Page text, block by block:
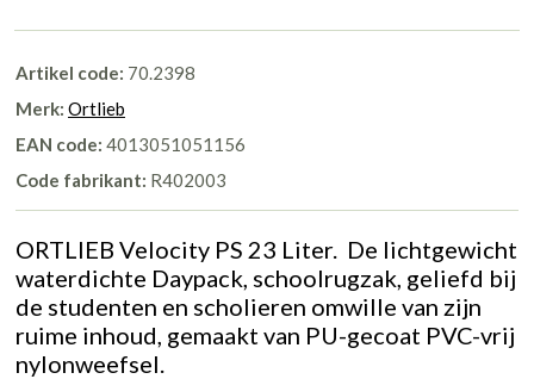
Artikel code: 70.2398
Merk: Ortlieb
EAN code: 4013051051156
Code fabrikant: R402003
ORTLIEB Velocity PS 23 Liter. De lichtgewicht
waterdichte Daypack, schoolrugzak, geliefd bij
de studenten en scholieren omwille van zijn
ruime inhoud, gemaakt van PU-gecoat PVC-vrij
nylonweefsel.